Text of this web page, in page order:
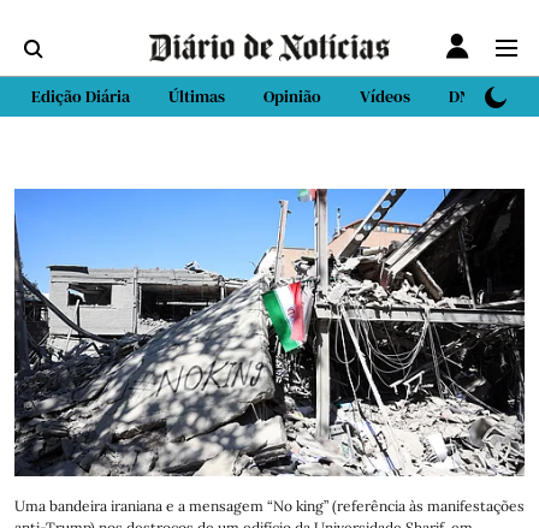
Edição Diária Últimas Opinião Vídeos DN Sport
Uma bandeira iraniana e a mensagem “No king” (referência às manifestações